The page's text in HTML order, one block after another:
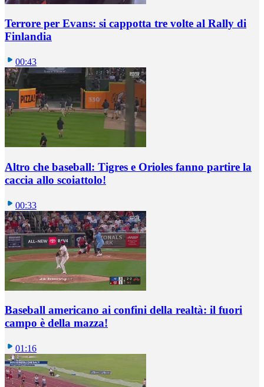
Terrore per Evans: si cappotta tre volte al Rally di
Finlandia
00:43
Altro che baseball: Tigres e Orioles fanno partire la
caccia allo scoiattolo!
00:33
Baseball americano ai confini della realtà: il fuori
campo è della mazza!
01:16